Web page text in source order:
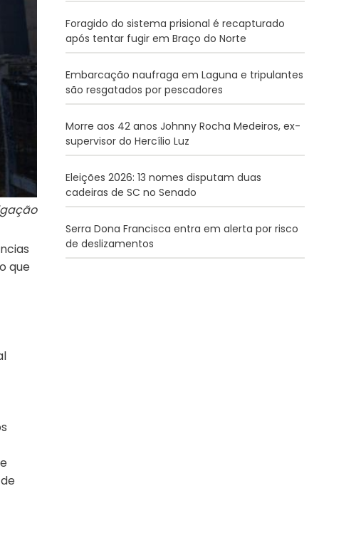
que
Foragido do sistema prisional é recapturado
após tentar fugir em Braço do Norte
Embarcação naufraga em Laguna e tripulantes
são resgatados por pescadores
Morre aos 42 anos Johnny Rocha Medeiros, ex-
supervisor do Hercílio Luz
Eleições 2026: 13 nomes disputam duas
cadeiras de SC no Senado
Serra Dona Francisca entra em alerta por risco
de deslizamentos